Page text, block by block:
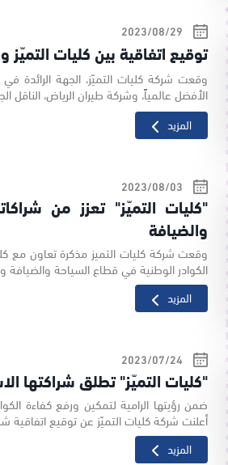
29‏/08‏/2023
توقيع اتفاقية بين كليات
وقعت شركة كليات التميّز، الجهة الرائدة
الأفضل عالمياً، وشركة طيران الرياض، الناقل
المزيد
03‏/08‏/2023
"كليات التميّز" تعزز من
والضيافة
وقعت شركة كليات التميز مذكرة تعاون مع
الكوادر الوطنية في قطاع السياحة والضيافة ومواكبة مستهدفات رؤية
المزيد
24‏/07‏/2023
"كليات التميّز" تطلق شراكتها
ضمن رؤيتها الرامية لتمكين ورفع كفاءة
أعلنت شركة كليات التميّز عن توقيع اتفاقية
المزيد